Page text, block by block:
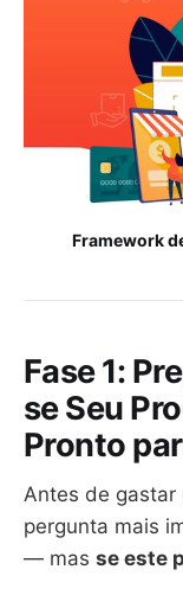
Framework
Fase 1:
se Seu
Pronto
Antes de gastar
pergunta mais
— mas se este